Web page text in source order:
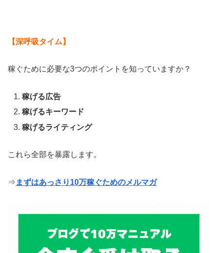
【深呼吸タイム】
稼ぐために必要な3つのポイントを知っていますか？
稼げる広告
稼げるキーワード
稼げるライティング
これら全部を暴露します。
⇒ まずはあっさり10万稼ぐためのメルマガ